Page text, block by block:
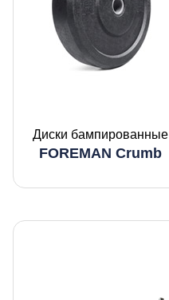
Диски бампированные
FOREMAN Crumb